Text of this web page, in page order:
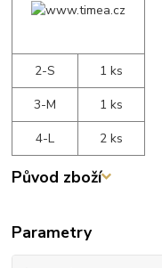
2-S
1 ks
3-M
1 ks
4-L
2 ks
Původ zboží
Parametry